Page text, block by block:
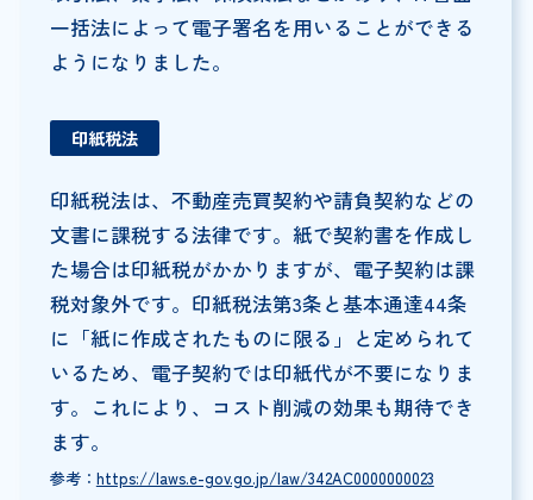
一括法によって電子署名を用いることができる
ようになりました。
印紙税法
印紙税法は、不動産売買契約や請負契約などの
文書に課税する法律です。紙で契約書を作成し
た場合は印紙税がかかりますが、電子契約は課
税対象外です。印紙税法第3条と基本通達44条
に「紙に作成されたものに限る」と定められて
いるため、電子契約では印紙代が不要になりま
す。これにより、コスト削減の効果も期待でき
ます。
参考： https://laws.e-gov.go.jp/law/342AC0000000023